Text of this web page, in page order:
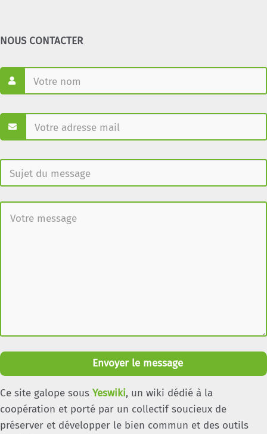
NOUS CONTACTER
Envoyer le message
Ce site galope sous Yeswiki, un wiki dédié à la
coopération et porté par un collectif soucieux de
préserver et développer le bien commun et des outils